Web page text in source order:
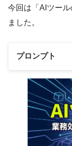
今回は「AIツー
ました。
プロンプト